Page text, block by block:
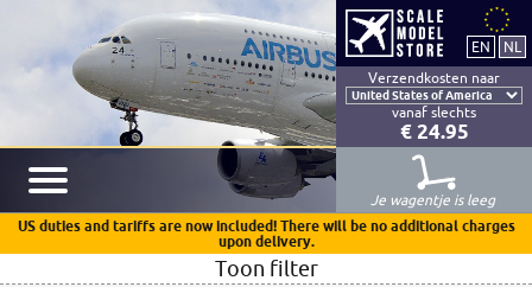
Verzendkosten naar
vanaf slechts
€ 24.95
Je wagentje is leeg
US duties and tariffs are now included! There will be no additional charges
upon delivery.
Toon filter